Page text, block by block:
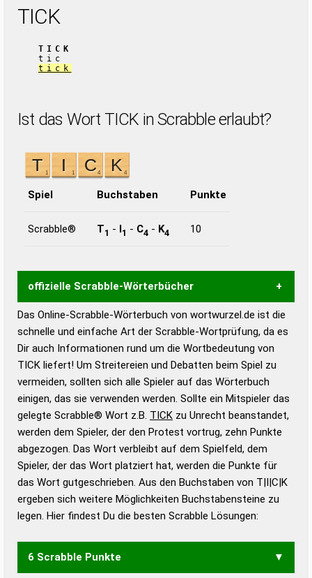
TICK
TICK
tic
tick
Ist das Wort TICK in Scrabble erlaubt?
Spiel Buchstaben Punkte
Scrabble® T1 - I1 - C4 - K4 10
offizielle Scrabble-Wörterbücher
Wortwurzel liefert mit Hilfe eines semantischen
Wortanalyse-Algorithmus gute Anhaltspunkte zu
Wortbedeutung, Worttrennung und Wortform, um die
Gültigkeit eines Wortes für das Scrabble-Spiel zu
bestimmen!
zugelassene Turnier Scrabble-
Wörterbücher sind:
Duden – Standardwerk in 12 Bänden
Duden – Richtiges und gutes
Deutsch
Duden – Die deutsche Grammatik
Duden – Deutsches
Universalwörterbuch
Das Online-Scrabble-Wörterbuch von wortwurzel.de ist die
schnelle und einfache Art der Scrabble-Wortprüfung, da es
Dir auch Informationen rund um die Wortbedeutung von
TICK liefert! Um Streitereien und Debatten beim Spiel zu
vermeiden, sollten sich alle Spieler auf das Wörterbuch
einigen, das sie verwenden werden. Sollte ein Mitspieler das
gelegte Scrabble® Wort z.B. TICK zu Unrecht beanstandet,
werden dem Spieler, der den Protest vortrug, zehn Punkte
abgezogen. Das Wort verbleibt auf dem Spielfeld, dem
Spieler, der das Wort platziert hat, werden die Punkte für
das Wort gutgeschrieben. Aus den Buchstaben von T|I|C|K
ergeben sich weitere Möglichkeiten Buchstabensteine zu
legen. Hier findest Du die besten Scrabble Lösungen:
6 Scrabble Punkte